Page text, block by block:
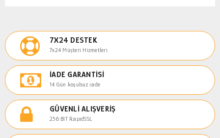
7X24 DESTEK
7x24 Müşteri Hizmetleri
İADE GARANTISI
14 Gün koşulsuz iade
GÜVENLI ALIŞVERIŞ
256 BIT RapidSSL